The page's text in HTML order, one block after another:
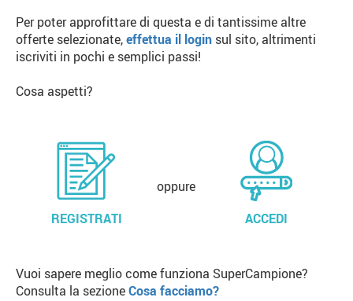
Per poter approfittare di questa e di tantissime altre
offerte selezionate,effettua il login sul sito, altrimenti
iscriviti in pochi e semplici passi!
Cosa aspetti?
REGISTRATI
oppure
ACCEDI
Vuoi sapere meglio come funziona SuperCampione?
Consulta la sezioneCosa facciamo?